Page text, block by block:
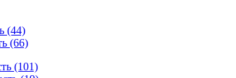
(44)
(66)
(101)